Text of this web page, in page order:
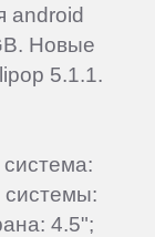
android
Новые
5.1.1.
системы:
4.5";